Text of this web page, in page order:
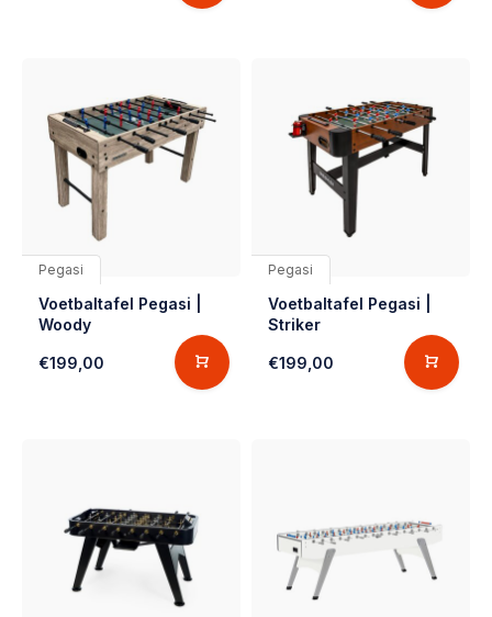
Pegasi
Voetbaltafel Pegasi |
Woody
€199,00
Pegasi
Voetbaltafel Pegasi |
Striker
€199,00